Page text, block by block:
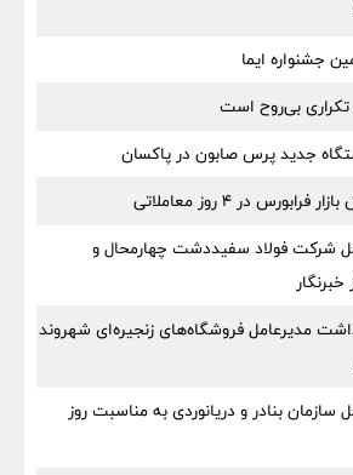
تکراری بی‌روح است
جدید پرس صابون در پاكسان
شرکت فولاد سفیددشت چهارمحال و
مدیرعامل فروشگاه‌های زنجیره‌ای شهروند
سازمان بنادر و دریانوردی به مناسبت روز